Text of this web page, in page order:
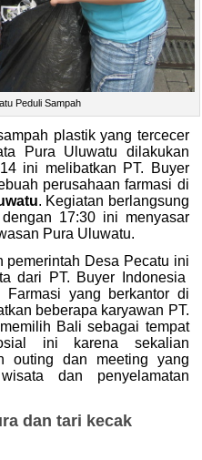
Peduli Sampah
plastik yang tercecer
Pura Uluwatu dilakukan
ini melibatkan PT. Buyer
perusahaan farmasi di
. Kegiatan berlangsung
17:30 ini menyasar
Pura Uluwatu.
pemerintah Desa Pecatu ini
dari PT. Buyer Indonesia
Farmasi yang berkantor di
beberapa karyawan PT.
Bali sebagai tempat
ini karena sekalian
outing dan meeting yang
dan penyelamatan
dan tari kecak